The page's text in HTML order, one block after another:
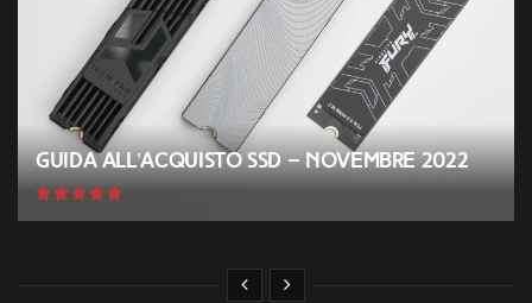
Guida all’acquisto SSD – Novembre 2022